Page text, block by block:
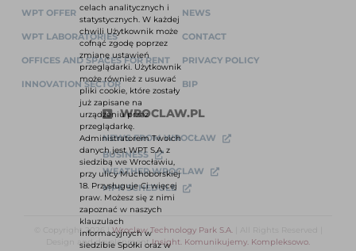
WPT OFFER
WPT LABORATORIES
OFFICES AND SPACES FOR RENT
INNOVATION SECTOR
NEWS
CONTACT
PRIVACY POLICY
BIP
WROCLAW.PL
NEWS FROM WROCŁAW
BUSINESS
WEATHER WROCLAW
MPK SCHEDULE
© Copyright 2026 |Wroclaw Technology Park S.A.| All Rights Reserved |
Design and developmentInsight. Komunikujemy. Kompleksowo.
celach analitycznych i
statystycznych. W każdej
chwili Użytkownik może
cofnąć zgodę poprzez
zmianę ustawień
przeglądarki. Użytkownik
może również z usuwać
pliki cookie, które zostały
już zapisane na
urządzeniu przez
przeglądarkę.
Administratorem Twoich
danych jest WPT S.A. z
siedzibą we Wrocławiu,
przy ulicy Muchoborskiej
18. Przysługuje Ci więcej
praw. Możesz się z nimi
zapoznać w naszych
klauzulach
informacyjnych w
siedzibie Spółki oraz w